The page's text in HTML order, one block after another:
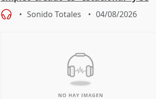
"esfumará" al acabar el verano
Sonido Totales 04/08/2026